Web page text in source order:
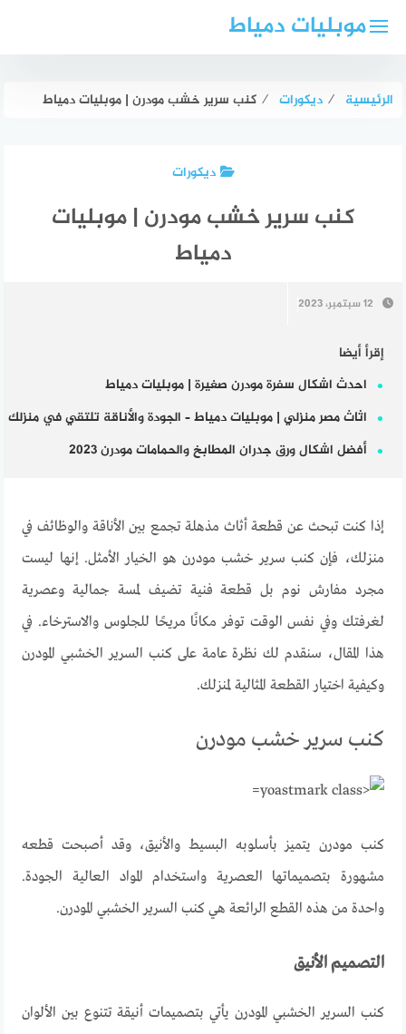
موبليات دمياط
الرئيسية ⁄ ديكورات ⁄ كنب سرير خشب مودرن | موبليات دمياط
ديكورات
كنب سرير خشب مودرن | موبليات
دمياط
12 سبتمبر، 2023
إقرأ أيضا
احدث اشكال سفرة مودرن صغيرة | موبليات دمياط
اثاث مصر منزلي | موبليات دمياط – الجودة والأناقة تلتقي في منزلك
أفضل اشكال ورق جدران المطابخ والحمامات مودرن 2023
إذا كنت تبحث عن قطعة أثاث مذهلة تجمع بين الأناقة والوظائف في
منزلك، فإنكنب سرير خشب مودرن هو الخيار الأمثل. إنها ليست
مجرد مفارش نوم بل قطعة فنية تضيف لمسة جمالية وعصرية
لغرفتك وفي نفس الوقت توفر مكانًا مريحًا للجلوس والاسترخاء. في
هذا المقال، سنقدم لك نظرة عامة على كنب السرير الخشبي المودرن
وكيفية اختيار القطعة المثالية لمنزلك.
كنب سرير خشب مودرن
كنب مودرن يتميز بأسلوبه البسيط والأنيق،وقد أصبحت قطعه
مشهورة بتصميماتها العصرية واستخدام المواد العالية الجودة.
واحدة من هذه القطع الرائعة هي كنب السرير الخشبي المودرن.
التصميم الأنيق
كنب السرير الخشبي المودرن يأتي بتصميمات أنيقة تتنوع بين الألوان